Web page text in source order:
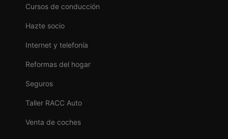
Cursos de conducción
Hazte socio
Internet y telefonía
Reformas del hogar
Seguros
Taller RACC Auto
Venta de coches